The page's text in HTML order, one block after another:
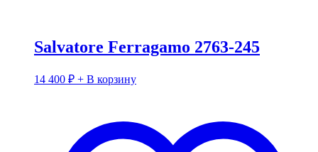
Salvatore Ferragamo 2763-245
14 400 ₽ + В корзину